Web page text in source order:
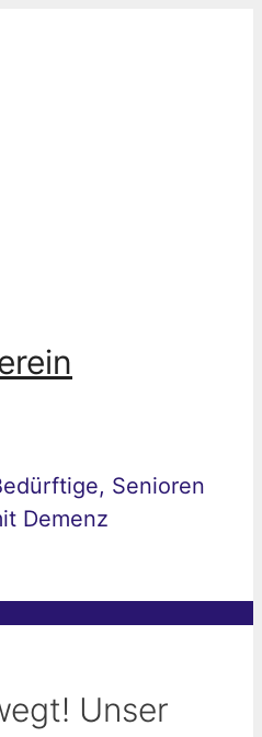
Senioren
Demenz
Unser